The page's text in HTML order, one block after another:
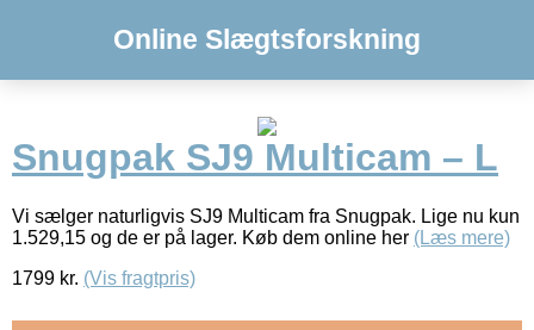
Online Slægtsforskning
Snugpak SJ9 Multicam – L
Vi sælger naturligvis SJ9 Multicam fra Snugpak. Lige nu kun
1.529,15 og de er på lager. Køb dem online her (Læs mere)
1799 kr. (Vis fragtpris)